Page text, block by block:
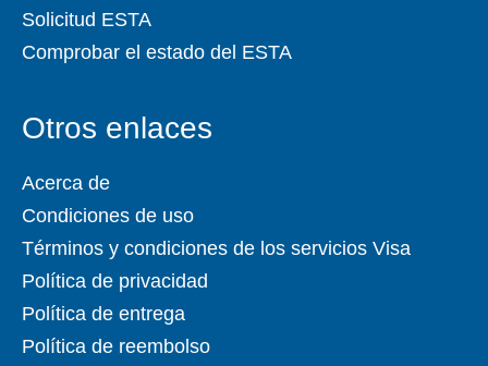
Solicitud ESTA
Comprobar el estado del ESTA
Otros enlaces
Acerca de
Condiciones de uso
Términos y condiciones de los servicios Visa
Política de privacidad
Política de entrega
Política de reembolso